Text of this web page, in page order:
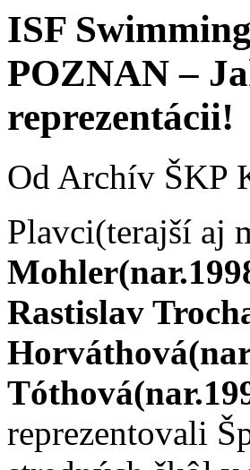
ISF
POZNAN –
reprezentácii!
Od Archív ŠKP
Plavci(terajší aj
Rastislav
reprezentovali